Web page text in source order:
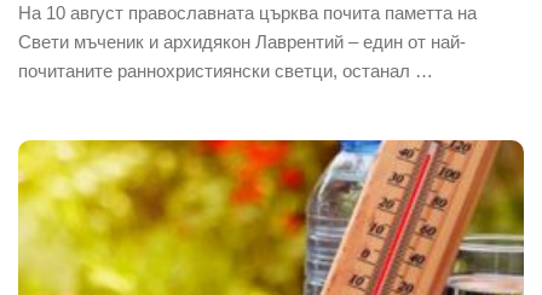
На 10 август православната църква почита паметта на
Свети мъченик и архидякон Лаврентий – един от най-
почитаните раннохристиянски светци, останал …